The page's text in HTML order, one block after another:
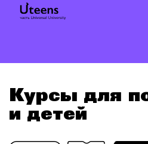
Курсы для
и детей